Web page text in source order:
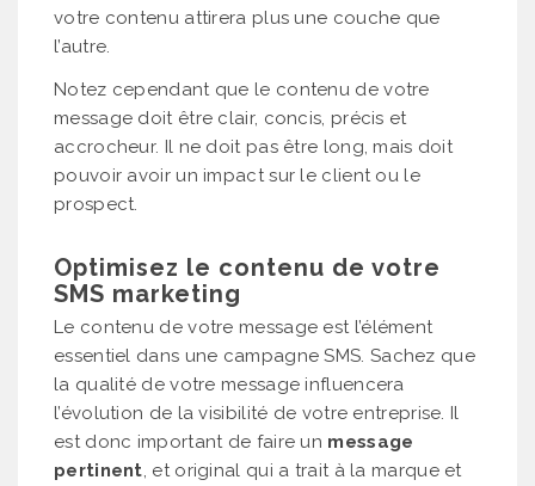
votre contenu attirera plus une couche que
l’autre.
Notez cependant que le contenu de votre
message doit être clair, concis, précis et
accrocheur. Il ne doit pas être long, mais doit
pouvoir avoir un impact sur le client ou le
prospect.
Optimisez le contenu de votre
SMS marketing
Le contenu de votre message est l’élément
essentiel dans une campagne SMS. Sachez que
la qualité de votre message influencera
l’évolution de la visibilité de votre entreprise. Il
est donc important de faire un message
pertinent, et original qui a trait à la marque et